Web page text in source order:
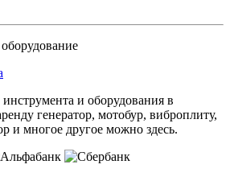
и оборудования в
генератор, мотобур, виброплиту,
и многое другое можно здесь.